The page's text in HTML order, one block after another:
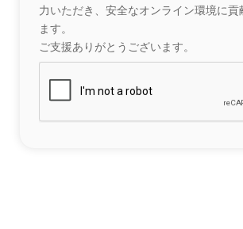
力いただき、安全なオンライン環境に貢
ます。
ご支援ありがとうございます。